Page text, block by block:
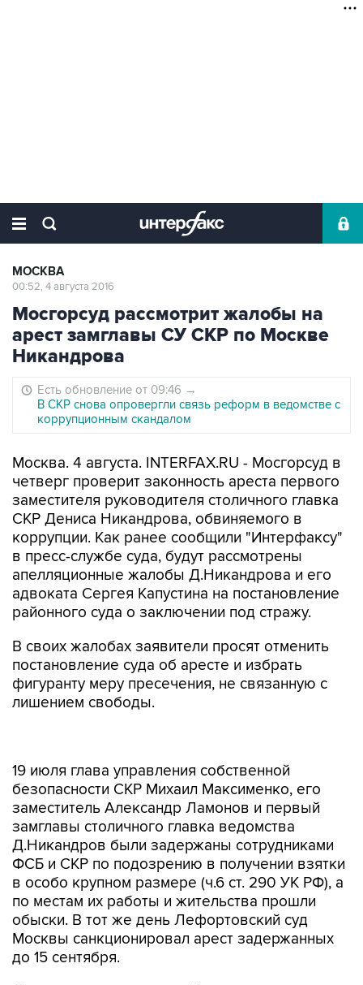
МОСКВА
00:52, 4 августа 2016
Мосгорсуд рассмотрит жалобы на
арест замглавы СУ СКР по Москве
Никандрова
Есть обновление от 09:46 →
В СКР снова опровергли связь реформ в ведомстве с
коррупционным скандалом
Москва. 4 августа. INTERFAX.RU - Мосгорсуд в
четверг проверит законность ареста первого
заместителя руководителя столичного главка
СКР Дениса Никандрова, обвиняемого в
коррупции. Как ранее сообщили "Интерфаксу"
в пресс-службе суда, будут рассмотрены
апелляционные жалобы Д.Никандрова и его
адвоката Сергея Капустина на постановление
районного суда о заключении под стражу.
В своих жалобах заявители просят отменить
постановление суда об аресте и избрать
фигуранту меру пресечения, не связанную с
лишением свободы.
заместитель Александр Ламонов и первый
замглавы столичного главка ведомства
Д.Никандров были задержаны сотрудниками
ФСБ и СКР по подозрению в получении взятки
в особо крупном размере (ч.6 ст. 290 УК РФ), а
по местам их работы и жительства прошли
обыски. В тот же день Лефортовский суд
Москвы санкционировал арест задержанных
до 15 сентября.
Следствие подозревает Никандрова в